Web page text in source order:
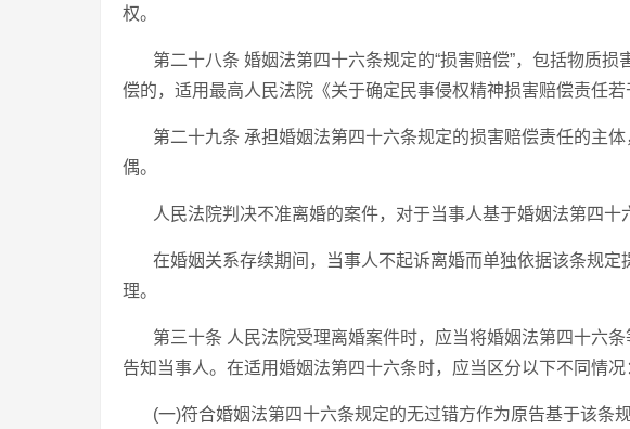
权。
第二十八条 婚姻法第四十六条规定的“损害赔偿”，包括物质
偿的，适用最高人民法院《关于确定民事侵权精神损害赔偿责任若
第二十九条 承担婚姻法第四十六条规定的损害赔偿责任的主
偶。
人民法院判决不准离婚的案件，对于当事人基于婚姻法第四十
在婚姻关系存续期间，当事人不起诉离婚而单独依据该条规
理。
第三十条 人民法院受理离婚案件时，应当将婚姻法第四十六
告知当事人。在适用婚姻法第四十六条时，应当区分以下不同情况
(一)符合婚姻法第四十六条规定的无过错方作为原告基于该条